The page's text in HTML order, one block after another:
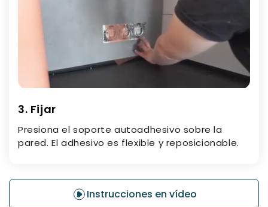
3. Fijar
Presiona el soporte autoadhesivo sobre la
pared. El adhesivo es flexible y reposicionable.
Instrucciones en vídeo